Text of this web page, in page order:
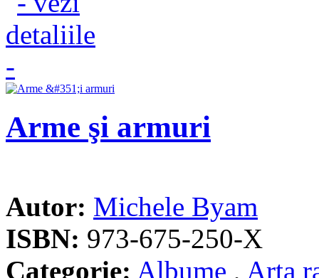
Arme şi armuri
Autor: Michele Byam
ISBN: 973-675-250-X
Categorie: Albume , Arta